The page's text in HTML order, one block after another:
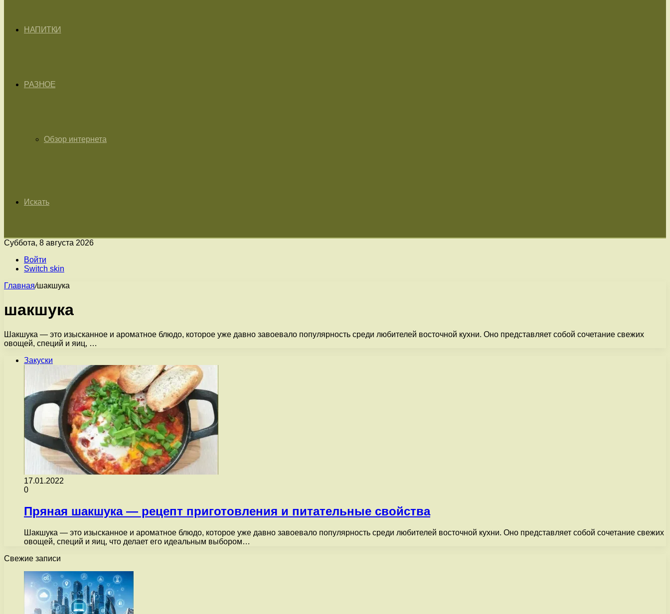
НАПИТКИ
РАЗНОЕ
Обзор интернета
Искать
Суббота, 8 августа 2026
Войти
Switch skin
Главная/шакшука
шакшука
Шакшука — это изысканное и ароматное блюдо, которое уже давно завоевало популярность среди любителей восточной кухни. Оно представляет собой сочетание свежих
овощей, специй и яиц, …
Закуски
17.01.2022
0
Пряная шакшука — рецепт приготовления и питательные свойства
Шакшука — это изысканное и ароматное блюдо, которое уже давно завоевало популярность среди любителей восточной кухни. Оно представляет собой сочетание свежих
овощей, специй и яиц, что делает его идеальным выбором…
Свежие записи